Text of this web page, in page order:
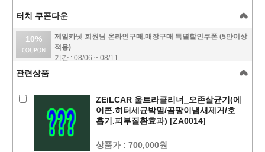
터치 쿠폰다운
10%
제일카넷 회원님 온라인구매.매장구매 특별할인쿠폰 (5만이상
적용)
기간 : 08/06 ~ 08/11
관련상품
ZEiLCAR 울트라클리너_오존살균기(에
어콘.히터세균박멸/곰팡이냄새제거/호
흡기.피부질환효과) [ZA0014]
상품가 : 700,000원